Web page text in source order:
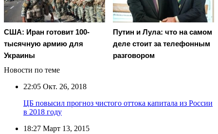
США: Иран готовит 100-
тысячную армию для
Украины
Путин и Лула: что на самом
деле стоит за телефонным
разговором
Новости по теме
22:05 Окт. 26, 2018
ЦБ повысил прогноз чистого оттока капитала из России
в 2018 году
18:27 Март 13, 2015